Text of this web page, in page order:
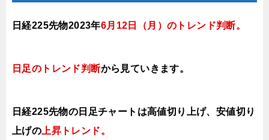
日経225先物2023年6月12 日（月）のトレンド判断。
日足のトレンド判断から見ていきます。
日経225先物の日足チャートは高値切り上げ、安値切り
上げの 上昇トレンド。